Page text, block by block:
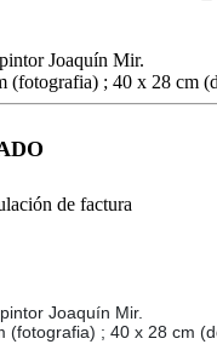
Joaquín Mir.
(fotografia) ; 40 x 28 cm
de factura
Joaquín Mir.
(fotografia) ; 40 x 28 cm